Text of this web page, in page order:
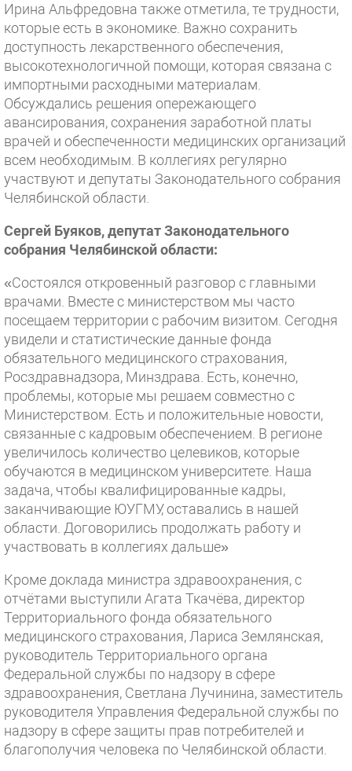
Ирина Альфредовна также отметила, те трудности,
которые есть в экономике. Важно сохранить
доступность лекарственного обеспечения,
высокотехнологичной помощи, которая связана с
импортными расходными материалам.
Обсуждались решения опережающего
авансирования, сохранения заработной платы
врачей и обеспеченности медицинских организаций
всем необходимым. В коллегиях регулярно
участвуют и депутаты Законодательного собрания
Челябинской области.
Сергей Буяков, депутат Законодательного
собрания Челябинской области:
«Состоялся откровенный разговор с главными
врачами. Вместе с министерством мы часто
посещаем территории с рабочим визитом. Сегодня
увидели и статистические данные фонда
обязательного медицинского страхования,
Росздравнадзора, Минздрава. Есть, конечно,
проблемы, которые мы решаем совместно с
Министерством. Есть и положительные новости,
связанные с кадровым обеспечением. В регионе
увеличилось количество целевиков, которые
обучаются в медицинском университете. Наша
задача, чтобы квалифицированные кадры,
заканчивающие ЮУГМУ, оставались в нашей
области. Договорились продолжать работу и
участвовать в коллегиях дальше»
Кроме доклада министра здравоохранения, с
отчётами выступили Агата Ткачёва, директор
Территориального фонда обязательного
медицинского страхования, Лариса Землянская,
руководитель Территориального органа
Федеральной службы по надзору в сфере
здравоохранения, Светлана Лучинина, заместитель
руководителя Управления Федеральной службы по
надзору в сфере защиты прав потребителей и
благополучия человека по Челябинской области.